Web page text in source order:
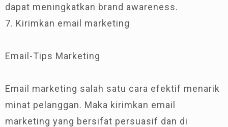
dapat meningkatkan brand awareness.
7. Kirimkan email marketing
Email-Tips Marketing
Email marketing salah satu cara efektif menarik
minat pelanggan. Maka kirimkan email
marketing yang bersifat persuasif dan di